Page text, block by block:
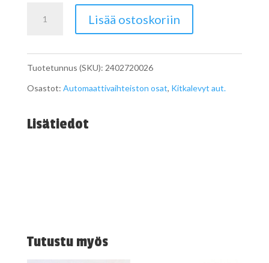
määrä
Lisää ostoskoriin
Tuotetunnus (SKU): 2402720026
Osastot: Automaattivaihteiston osat, Kitkalevyt aut.
Lisätiedot
Tutustu myös